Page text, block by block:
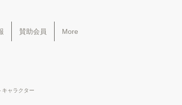
賛助会員 More
キャラクター